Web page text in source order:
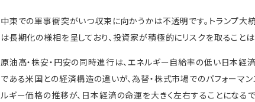
中東での軍事衝突がいつ収束に向かうかは不透明です。トランプ
は長期化の様相を呈しており、投資家が積極的にリスクを取ること
原油高・株安・円安の同時進行は、エネルギー自給率の低い日本経
である米国との経済構造の違いが、為替・株式市場でのパフォーマ
ルギー価格の推移が、日本経済の命運を大きく左右することになるで